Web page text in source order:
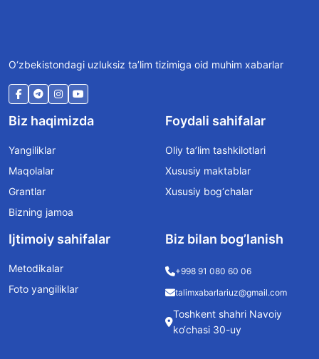
O‘zbekistondagi uzluksiz ta’lim tizimiga oid muhim xabarlar
Biz haqimizda
Yangiliklar
Maqolalar
Grantlar
Bizning jamoa
Foydali sahifalar
Oliy ta’lim tashkilotlari
Xususiy maktablar
Xususiy bog‘chalar
Ijtimoiy sahifalar
Metodikalar
Foto yangiliklar
Biz bilan bog’lanish
+998 91 080 60 06
talimxabarlariuz@gmail.com
Toshkent shahri Navoiy
ko‘chasi 30-uy